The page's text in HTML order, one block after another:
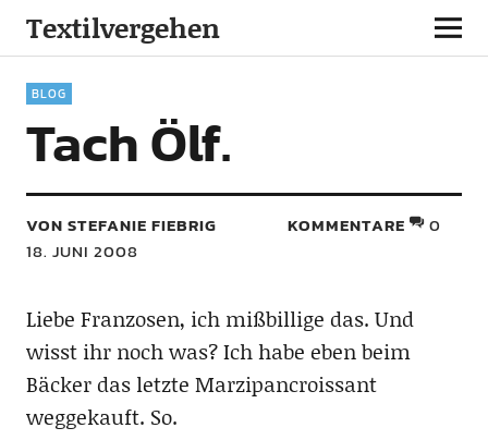
Textilvergehen
BLOG
Tach Ölf.
VON STEFANIE FIEBRIG
18. JUNI 2008
KOMMENTARE 0
Liebe Franzosen, ich mißbillige das. Und
wisst ihr noch was? Ich habe eben beim
Bäcker das letzte Marzipancroissant
weggekauft. So.